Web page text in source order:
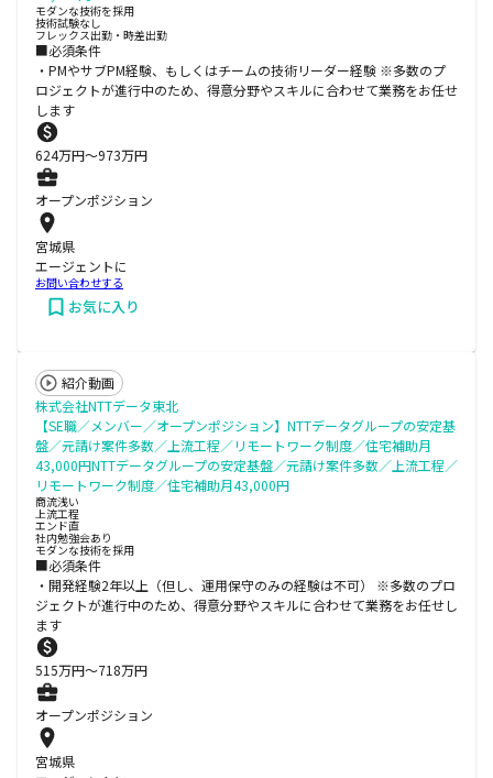
モダンな技術を採用
技術試験なし
フレックス出勤・時差出勤
■必須条件
・PMやサブPM経験、もしくはチームの技術リーダー経験 ※多数のプ
ロジェクトが進⾏中のため、得意分野やスキルに合わせて業務をお任せ
します
624万円〜973万円
オープンポジション
宮城県
エージェントに
お問い合わせする
お気に入り
紹介動画
株式会社NTTデータ東北
【SE職／メンバー／オープンポジション】NTTデータグループの安定基
盤／元請け案件多数／上流工程／リモートワーク制度／住宅補助月
43,000円NTTデータグループの安定基盤／元請け案件多数／上流工程／
リモートワーク制度／住宅補助月43,000円
商流浅い
上流工程
エンド直
社内勉強会あり
モダンな技術を採用
■必須条件
・開発経験2年以上（但し、運用保守のみの経験は不可） ※多数のプロ
ジェクトが進⾏中のため、得意分野やスキルに合わせて業務をお任せし
ます
515万円〜718万円
オープンポジション
宮城県